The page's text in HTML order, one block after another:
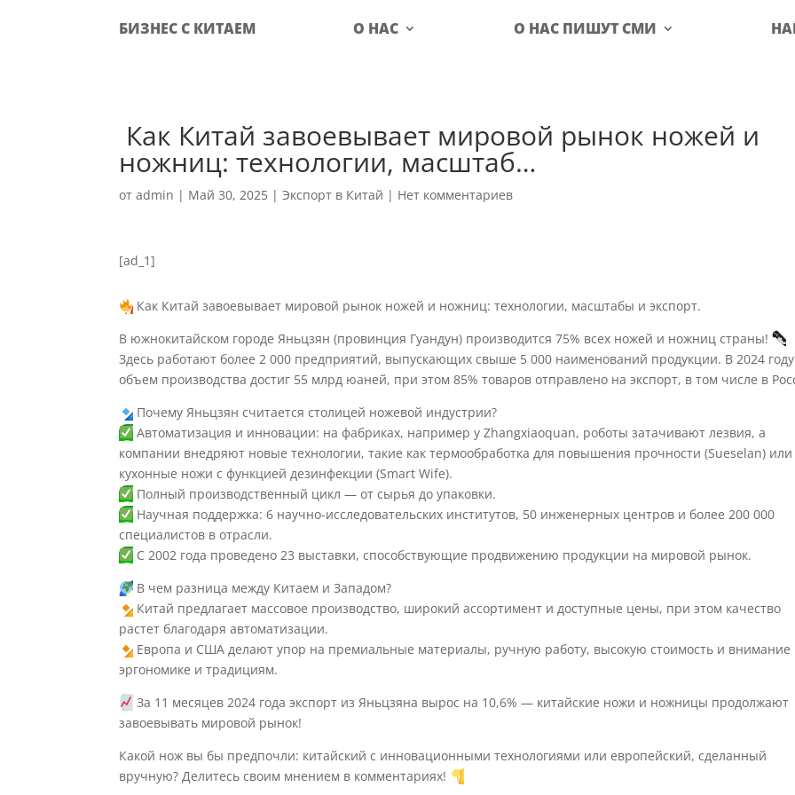
БИЗНЕС С КИТАЕМ О НАС О НАС ПИШУТ СМИ
‍ Как Китай завоевывает мировой рынок ножей и
ножниц: технологии, масштаб…
отadmin | Май 30, 2025 |Экспорт в Китай | Нет комментариев
[ad_1]
Как Китай завоевывает мировой рынок ножей и ножниц: технологии, масштабы и экспорт.
В южнокитайском городе Яньцзян (провинция Гуандун) производится 75% всех ножей и ножниц страны!
Здесь работают более 2 000 предприятий, выпускающих свыше 5 000 наименований продукции. В 2024 году
объем производства достиг 55 млрд юаней, при этом 85% товаров отправлено на экспорт, в том числе в
Почему Яньцзян считается столицей ножевой индустрии?
Автоматизация и инновации: на фабриках, например у Zhangxiaoquan, роботы затачивают лезвия, а
компании внедряют новые технологии, такие как термообработка для повышения прочности (Sueselan) или
кухонные ножи с функцией дезинфекции (Smart Wife).
Полный производственный цикл — от сырья до упаковки.
Научная поддержка: 6 научно-исследовательских институтов, 50 инженерных центров и более 200 000
специалистов в отрасли.
С 2002 года проведено 23 выставки, способствующие продвижению продукции на мировой рынок.
В чем разница между Китаем и Западом?
Китай предлагает массовое производство, широкий ассортимент и доступные цены, при этом качество
растет благодаря автоматизации.
Европа и США делают упор на премиальные материалы, ручную работу, высокую стоимость и внимание
эргономике и традициям.
За 11 месяцев 2024 года экспорт из Яньцзяна вырос на 10,6% — китайские ножи и ножницы продолжают
завоевывать мировой рынок!
Какой нож вы бы предпочли: китайский с инновационными технологиями или европейский, сделанный
вручную? Делитесь своим мнением в комментариях!